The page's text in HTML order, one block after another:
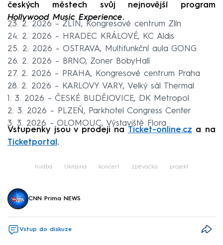
českých městech svůj nejnovější program
Hollywood Music Experience.
23. 2. 2026 –⁠⁠⁠⁠⁠⁠ ZLÍN, Kongresové centrum Zlín
24. 2. 2026 –⁠⁠⁠⁠⁠⁠ HRADEC KRÁLOVÉ, KC Aldis
25. 2. 2026 –⁠⁠⁠⁠⁠⁠ OSTRAVA, Multifunkční aula GONG
26. 2. 2026 –⁠⁠⁠⁠⁠⁠ BRNO, Zoner BobyHall
27. 2. 2026 –⁠⁠⁠⁠⁠⁠ PRAHA, Kongresové centrum Praha
28. 2. 2026 –⁠⁠⁠⁠⁠⁠ ⁠⁠⁠⁠⁠KARLOVY VARY, Velký sál Thermal
1. 3. 2026 –⁠⁠⁠⁠⁠⁠ ČESKÉ BUDĚJOVICE, DK Metropol
2. 3. 2026 –⁠⁠⁠⁠⁠⁠ PLZEŇ, Parkhotel Congress Center
3. 3. 2026 –⁠⁠⁠⁠⁠⁠ OLOMOUC, Výstaviště Flora
Vstupenky jsou v prodeji na Ticket-online.cz a na
Ticketportal .
hudba Ukrajina koncert zpěvačka projekt
CNN Prima NEWS
Vstup do diskuze